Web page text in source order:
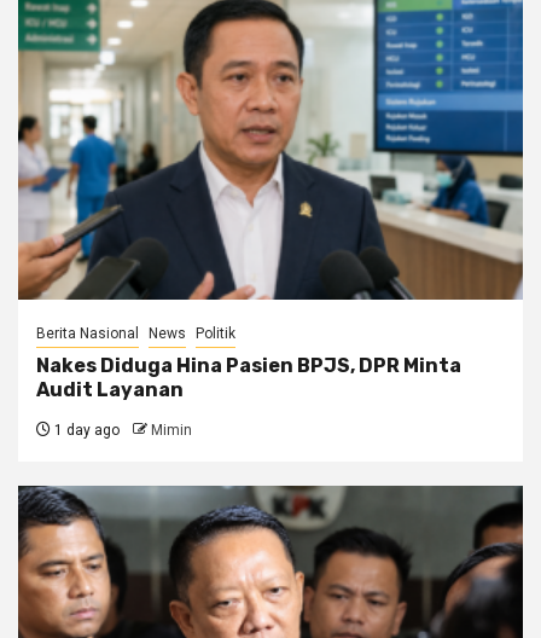
Berita Nasional News Politik
Nakes Diduga Hina Pasien BPJS, DPR Minta
Audit Layanan
1 day ago Mimin